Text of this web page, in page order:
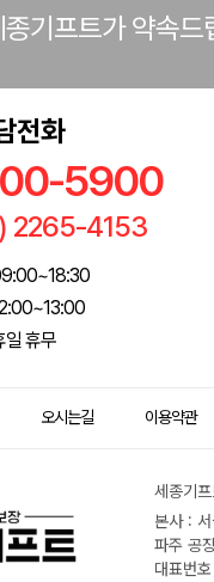
기프트가 약속드
전화
5900
2265-4153
일 휴무
오시는길 이용약관
세종기
본사 :
파주 공
대표번